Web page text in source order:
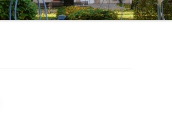
HANDARBEITSKREIS